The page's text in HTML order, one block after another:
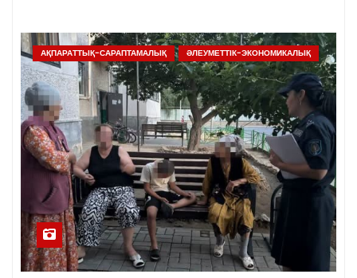
АҚПАРАТТЫҚ-САРАПТАМАЛЫҚ ӘЛЕУМЕТТІК-ЭКОНОМИКАЛЫҚ